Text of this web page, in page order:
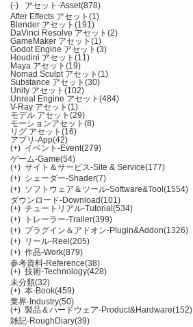
(-) アセット-Asset(878)
After Effects アセット (1)
Blender アセット (191)
DaVinci Resolve アセット (2)
GameMaker アセット (1)
Godot Engine アセット (3)
Houdini アセット (11)
Maya アセット (19)
Nomad Sculpt アセット (1)
Substance アセット (30)
Unity アセット (102)
Unreal Engine アセット (484)
V-Ray アセット (1)
モデル アセット (29)
モーションアセット (8)
リグ アセット (16)
アプリ-App(42)
(+) イベント-Event(279)
ゲーム-Game(54)
(+) サイト＆サービス-Site & Service(177)
(+) シェーダー-Shader(7)
(+) ソフトウェア＆ツール-Software&Tool (1554)
ダウンロード-Download(101)
(+) チュートリアル-Tutorial (534)
(+)
トレーラー-Trailer(399)
(+) プラグイン＆アドオン-Plugin&Addon(1326)
(+) リール-Reel (205)
(+) 作品-Work(879)
参考資料-Reference(38)
(+) 技術-Technology(428)
未分類(32)
(+) 本-Book(459)
業界-Industry(50)
(+) 製品＆ハードウェア-Product&Hardware(152)
雑記-RoughDiary(39)